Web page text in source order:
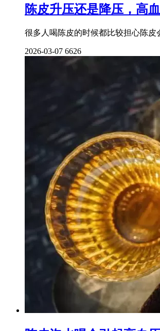
陈皮升压还是降压，高
很多人喝陈皮的时候都比较担心陈
2026-03-07 6626